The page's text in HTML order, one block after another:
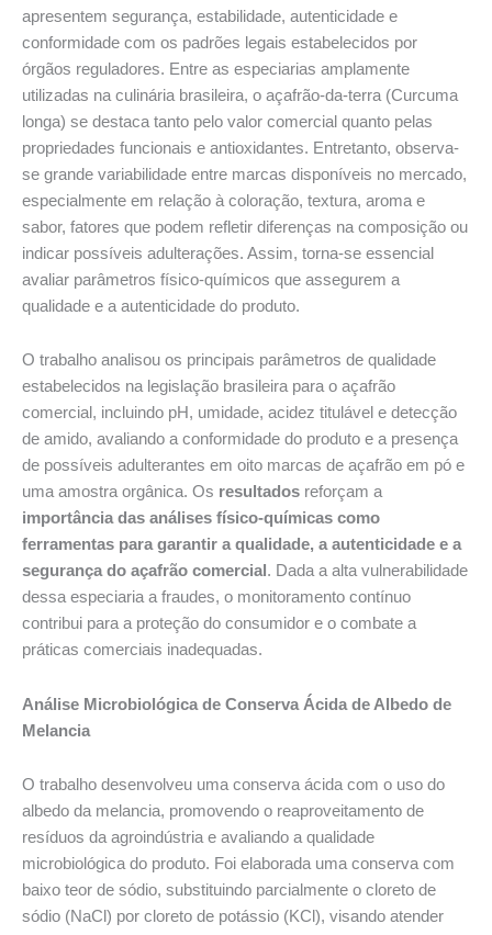
apresentem segurança, estabilidade, autenticidade e
conformidade com os padrões legais estabelecidos por
órgãos reguladores. Entre as especiarias amplamente
utilizadas na culinária brasileira, o açafrão-da-terra (Curcuma
longa) se destaca tanto pelo valor comercial quanto pelas
propriedades funcionais e antioxidantes. Entretanto, observa-
se grande variabilidade entre marcas disponíveis no mercado,
especialmente em relação à coloração, textura, aroma e
sabor, fatores que podem refletir diferenças na composição ou
indicar possíveis adulterações. Assim, torna-se essencial
avaliar parâmetros físico-químicos que assegurem a
qualidade e a autenticidade do produto.
O trabalho analisou os principais parâmetros de qualidade
estabelecidos na legislação brasileira para o açafrão
comercial, incluindo pH, umidade, acidez titulável e detecção
de amido, avaliando a conformidade do produto e a presença
de possíveis adulterantes em oito marcas de açafrão em pó e
uma amostra orgânica. Os resultados reforçam a
importância das análises físico-químicas como
ferramentas para garantir a qualidade, a autenticidade e a
segurança do açafrão comercial . Dada a alta vulnerabilidade
dessa especiaria a fraudes, o monitoramento contínuo
contribui para a proteção do consumidor e o combate a
práticas comerciais inadequadas.
Análise Microbiológica de Conserva Ácida de Albedo de
Melancia
O trabalho desenvolveu uma conserva ácida com o uso do
albedo da melancia, promovendo o reaproveitamento de
resíduos da agroindústria e avaliando a qualidade
microbiológica do produto. Foi elaborada uma conserva com
baixo teor de sódio, substituindo parcialmente o cloreto de
sódio (NaCl) por cloreto de potássio (KCl), visando atender